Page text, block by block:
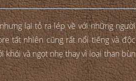
lại tỏ ra lép về với những người
tất nhiên cũng rất nổi tiếng và độc
khói và ngọt nhẹ thay vì loại than bùn